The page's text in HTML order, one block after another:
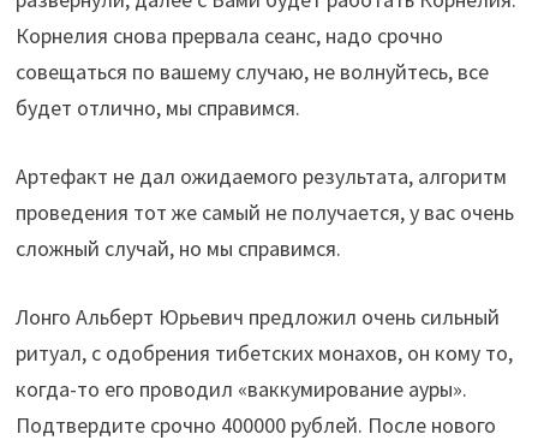
Корнелия снова прервала сеанс, надо срочно
совещаться по вашему случаю, не волнуйтесь, все
будет отлично, мы справимся.
Артефакт не дал ожидаемого результата, алгоритм
проведения тот же самый не получается, у вас очень
сложный случай, но мы справимся.
Лонго Альберт Юрьевич предложил очень сильный
ритуал, с одобрения тибетских монахов, он кому то,
когда-то его проводил «ваккумирование ауры».
Подтвердите срочно 400000 рублей. После нового